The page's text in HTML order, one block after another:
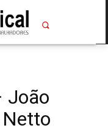
João